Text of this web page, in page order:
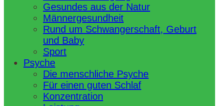
Gesundes aus der Natur
Männergesundheit
Rund um Schwangerschaft, Geburt
und Baby
Sport
Psyche
Die menschliche Psyche
Für einen guten Schlaf
Konzentration